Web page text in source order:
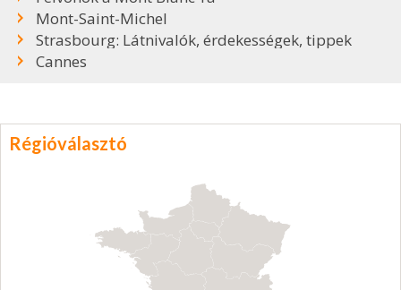
Mont-Saint-Michel
Strasbourg: Látnivalók, érdekességek, tippek
Cannes
Régióválasztó